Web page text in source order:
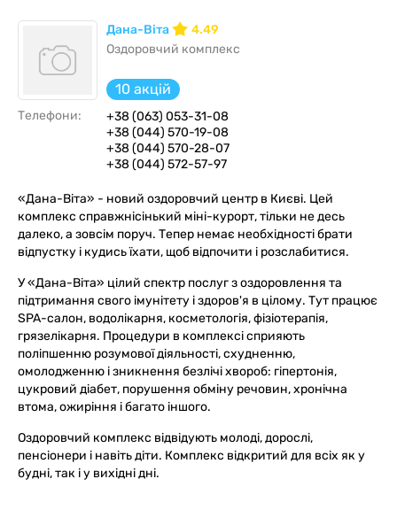
Дана-Віта
4.49
Оздоровчий комплекс
10 акцій
Телефони:
+38 (063) 053-31-08
+38 (044) 570-19-08
+38 (044) 570-28-07
+38 (044) 572-57-97
«Дана-Віта» - новий оздоровчий центр в Києві. Цей
комплекс справжнісінький міні-курорт, тільки не десь
далеко, а зовсім поруч. Тепер немає необхідності брати
відпустку і кудись їхати, щоб відпочити і розслабитися.
У «Дана-Віта» цілий спектр послуг з оздоровлення та
підтримання свого імунітету і здоров'я в цілому. Тут працює
SPA-салон, водолікарня, косметологія, фізіотерапія,
грязелікарня. Процедури в комплексі сприяють
поліпшенню розумової діяльності, схудненню,
омолодженню і зникнення безлічі хвороб: гіпертонія,
цукровий діабет, порушення обміну речовин, хронічна
втома, ожиріння і багато іншого.
Оздоровчий комплекс відвідують молоді, дорослі,
пенсіонери і навіть діти. Комплекс відкритий для всіх як у
будні, так і у вихідні дні.